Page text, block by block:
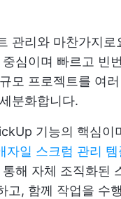
관리와 마찬가지로
심이며 빠르고 빈
모 프로젝트를 여
분화합니다.
기능의 핵심이
자일 스크럼 관리 템
해 자체 조직화된
고, 함께 작업을 수